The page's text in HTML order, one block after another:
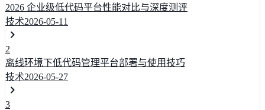
2026 企业级低代码平台性能对比与深度测评
技术2026-05-11
2
离线环境下低代码管理平台部署与使用技巧
技术2026-05-27
3